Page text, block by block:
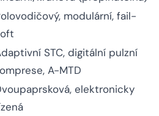
modulární, fail-
STC, digitální pulzní
A-MTD
elektronicky